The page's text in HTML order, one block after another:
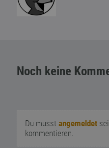
Noch keine
Du musst angemeldet
kommentieren.